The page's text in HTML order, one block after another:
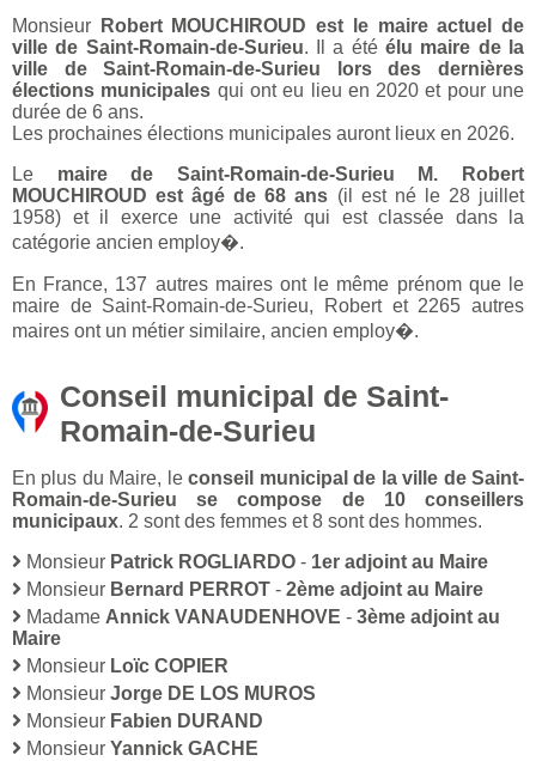
Monsieur
Robert MOUCHIROUD est le maire actuel de
ville de Saint-Romain-de-Surieu. Il a étéélu maire de la
ville de Saint-Romain-de-Surieu lors des dernières
élections municipales qui ont eu lieu en 2020 et pour une
durée de 6 ans.
Les prochaines élections municipales auront lieux en 2026.
Le maire de Saint-Romain-de-Surieu M. Robert
MOUCHIROUD est âgé de 68 ans (il est né le 28 juillet
1958) et il exerce une activité qui est classée dans la
catégorie ancien employ�.
En France, 137 autres maires ont le même prénom que le
maire de Saint-Romain-de-Surieu, Robert et 2265 autres
maires ont un métier similaire, ancien employ�.
Conseil municipal de Saint-
Romain-de-Surieu
En plus du Maire, leconseil municipal de la ville de Saint-
Romain-de-Surieu se compose de 10 conseillers
municipaux. 2 sont des femmes et 8 sont des hommes.
Monsieur Patrick ROGLIARDO - 1er adjoint au Maire
Monsieur Bernard PERROT - 2ème adjoint au Maire
Madame Annick VANAUDENHOVE - 3ème adjoint au
Maire
Monsieur Loïc COPIER
Monsieur Jorge DE LOS MUROS
Monsieur Fabien DURAND
Monsieur Yannick GACHE